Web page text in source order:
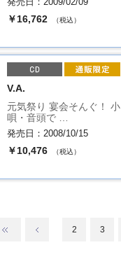
￥16,762 （税込）
V.A.
元気祭り 宴会そんぐ！ 小
唄・音頭で …
発売日：2008/10/15
￥10,476 （税込）
2 3